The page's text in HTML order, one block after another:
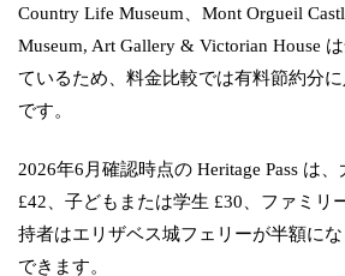
Country Life Museum、Mont Orgueil
Museum, Art Gallery & Victorian House
ているため、料金比較では有料節約分
です。
2026年6月確認時点の Heritage Pass は
£42、子どもまたは学生 £30、ファミリ
持者はエリザベス城フェリーが半額に
できます。